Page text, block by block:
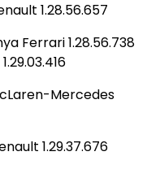
1.28.56.657
Ferrari 1.28.56.738
Mercedes
1.29.37.676